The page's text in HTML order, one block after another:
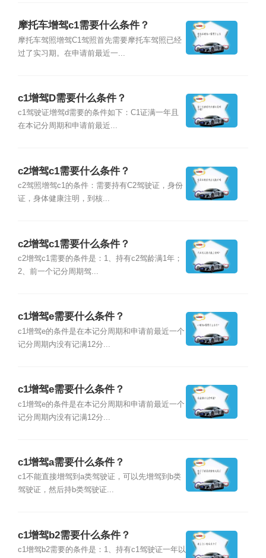
摩托车增驾c1需要什么条件？
摩托车驾照增驾C1驾照首先需要摩托车驾照已经
过了实习期。在申请前最近一...
c1增驾D需要什么条件？
c1驾驶证增驾d需要的条件如下：C1证满一年且
在本记分周期和申请前最近...
c2增驾c1需要什么条件？
c2驾照增驾c1的条件：需要持有C2驾驶证，身份
证，身体健康注明，到核...
c2增驾c1需要什么条件？
c2增驾c1需要的条件是：1、持有c2驾龄满1年；
2、前一个记分周期驾...
c1增驾e需要什么条件？
c1增驾e的条件是在本记分周期和申请前最近一个
记分周期内没有记满12分...
c1增驾e需要什么条件？
c1增驾e的条件是在本记分周期和申请前最近一个
记分周期内没有记满12分...
c1增驾a需要什么条件？
c1不能直接增驾到a类驾驶证，可以先增驾到b类
驾驶证，然后持b类驾驶证...
c1增驾b2需要什么条件？
c1增驾b2需要的条件是：1、持有c1驾驶证一年以